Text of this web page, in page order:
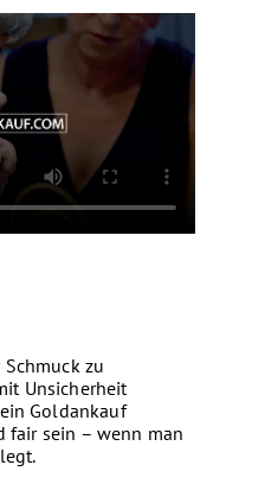
zu
Unsicherheit
Goldankauf
fair sein – wenn man